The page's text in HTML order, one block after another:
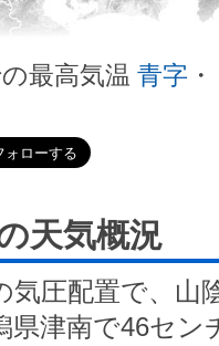
最高気温 青字
天気概況
気圧配置で、山
県津南で46セン